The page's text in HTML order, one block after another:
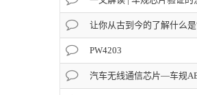
让你从古到今的了解什么是
PW4203
汽车无线通信芯片—车规